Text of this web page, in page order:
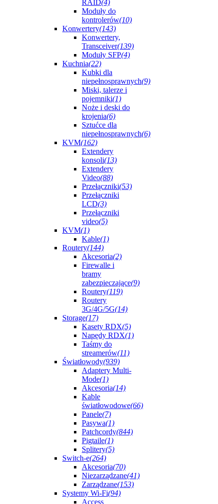
RAID(4)
Moduły do
kontrolerów(10)
Konwertery(143)
Konwertery,
Transceiver(139)
Moduły SFP(4)
Kuchnia(22)
Kubki dla
niepełnosprawnych(9)
Miski, talerze i
pojemniki(1)
Noże i deski do
krojenia(6)
Sztućce dla
niepełnosprawnych(6)
KVM(162)
Extendery
konsoli(13)
Extendery
Video(88)
Przełączniki(53)
Przełączniki
LCD(3)
Przełączniki
video(5)
KVM(1)
Kable(1)
Routery(144)
Akcesoria(2)
Firewalle i
bramy
zabezpieczające(9)
Routery(119)
Routery
3G/4G/5G(14)
Storage(17)
Kasety RDX(5)
Napędy RDX(1)
Taśmy do
streamerów(11)
Światłowody(939)
Adaptery Multi-
Mode(1)
Akcesoria(14)
Kable
światłowodowe(66)
Panele(7)
Pasywa(1)
Patchcordy(844)
Pigtaile(1)
Splitery(5)
Switch-e(264)
Akcesoria(70)
Niezarządzane(41)
Zarządzane(153)
Systemy Wi-Fi(94)
Access